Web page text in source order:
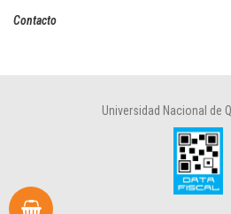
Contacto
Universidad Nacional de